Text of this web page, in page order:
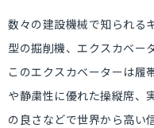
数々の建設機械で知られる
型の掘削機、エクスカベー
このエクスカベーターは履
や静粛性に優れた操縦席、
の良さなどで世界から高い